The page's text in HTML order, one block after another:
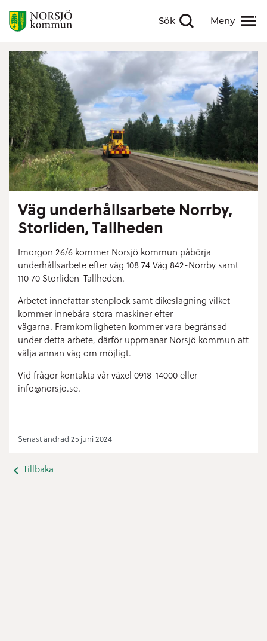
Sök
Visa sökfält Meny
Visa meny
Väg underhållsarbete Norrby,
Storliden, Tallheden
Imorgon 26/6 kommer Norsjö kommun påbörja
underhållsarbete efter väg 108 74 Väg 842-Norrby samt
110 70 Storliden-Tallheden.
Arbetet innefattar stenplock samt dikeslagning vilket
kommer innebära stora maskiner efter
vägarna. Framkomligheten kommer vara begränsad
under detta arbete, därför uppmanar Norsjö kommun att
välja annan väg om möjligt.
Vid frågor kontakta vår växel 0918-14000 eller
info@norsjo.se.
Senast ändrad 25 juni 2024
Tillbaka